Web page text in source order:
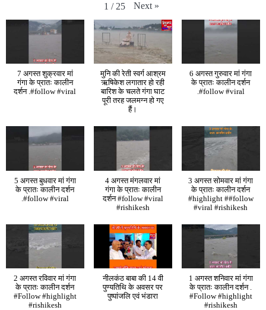
1 / 25 Next »
7 अगस्त शुक्रवार मां
गंगा के प्रातः कालीन
दर्शन .#follow #viral
मुनि की रेती स्वर्ग आश्रम
ऋषिकेश लगातार हो रही
बारिश के चलते गंगा घाट
पूरी तरह जलमग्न हो गए
हैं।
6 अगस्त गुरुवार मां गंगा
के प्रातः कालीन दर्शन
.#follow #viral
5 अगस्त बुधवार मां गंगा
के प्रातः कालीन दर्शन
.#follow #viral
4 अगस्त मंगलवार मां
गंगा के प्रातः कालीन
दर्शन #follow #viral
#rishikesh
3 अगस्त सोमवार मां गंगा
के प्रातः कालीन दर्शन
#highlight ##follow
#viral #rishikesh
2 अगस्त रविवार मां गंगा
के प्रातः कालीन दर्शन
#Follow #highlight
#rishikesh
नीलकंठ बाबा की 14 वी
पुण्यतिथि के अवसर पर
पुष्पांजलि एवं भंडारा
1 अगस्त शनिवार मां गंगा
के प्रातः कालीन दर्शन .
#Follow #highlight
#rishikesh